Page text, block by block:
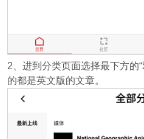
2、进到分类页面选择最下方的
的都是英文版的文章。